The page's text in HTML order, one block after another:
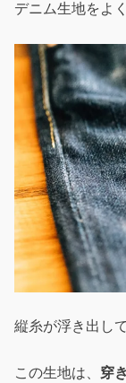
デニム生地をよ
縦糸が浮き出し
この生地は、 穿